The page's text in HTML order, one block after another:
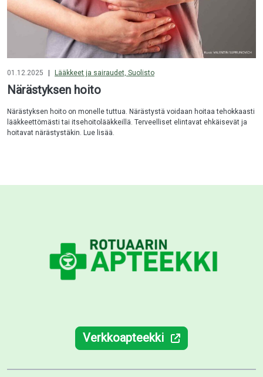
01.12.2025 | Lääkkeet ja sairaudet, Suolisto
Närästyksen hoito
Närästyksen hoito on monelle tuttua. Närästystä voidaan hoitaa tehokkaasti
lääkkeettömästi tai itsehoitolääkkeillä. Terveelliset elintavat ehkäisevät ja
hoitavat närästystäkin. Lue lisää.
Verkkoapteekki